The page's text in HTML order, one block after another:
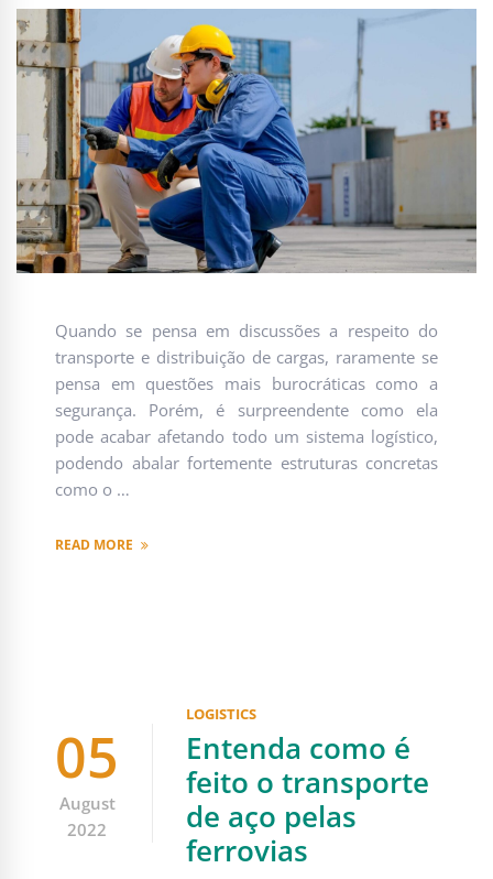
Quando se pensa em discussões a respeito do
transporte e distribuição de cargas, raramente se
pensa em questões mais burocráticas como a
segurança. Porém, é surpreendente como ela
pode acabar afetando todo um sistema logístico,
podendo abalar fortemente estruturas concretas
como o …
READ MORE
05
August
2022
LOGISTICS
Entenda como é
feito o transporte
de aço pelas
ferrovias